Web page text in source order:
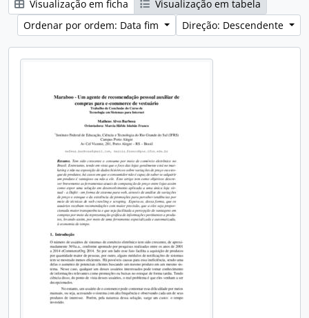
Visualização em ficha
Visualização em tabela
Ordenar por ordem: Data fim
Direção: Descendente